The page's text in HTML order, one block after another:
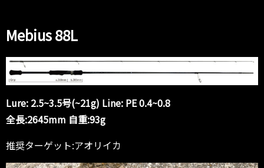
Mebius 88L
Lure: 2.5~3.5号(~21g) Line: PE 0.4~0.8
全長:2645mm 自重:93g
推奨ターゲット:アオリイカ